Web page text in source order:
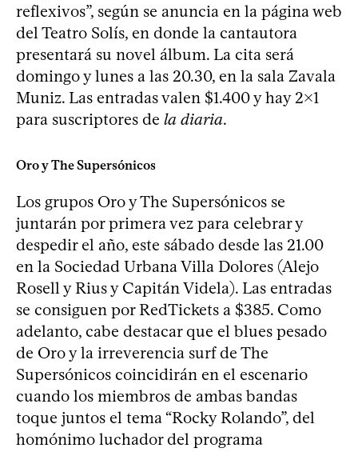
reflexivos”, según se anuncia en la página web
del Teatro Solís, en donde la cantautora
presentará su novel álbum. La cita será
domingo y lunes a las 20.30, en la sala Zavala
Muniz. Las entradas valen $1.400 y hay 2x1
para suscriptores de la diaria.
Oro y The Supersónicos
Los grupos Oro y The Supersónicos se
juntarán por primera vez para celebrar y
despedir el año, este sábado desde las 21.00
en la Sociedad Urbana Villa Dolores (Alejo
Rosell y Rius y Capitán Videla). Las entradas
se consiguen por RedTickets a $385. Como
adelanto, cabe destacar que el blues pesado
de Oro y la irreverencia surf de The
Supersónicos coincidirán en el escenario
cuando los miembros de ambas bandas
toque juntos el tema “Rocky Rolando”, del
homónimo luchador del programa